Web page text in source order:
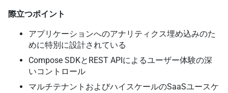
際立つポイント
アプリケーションへのアナリティクス埋め込みのた
めに特別に設計されている
Compose SDKとREST APIによるユーザー体験の深
いコントロール
マルチテナントおよびハイスケールのSaaSユースケ